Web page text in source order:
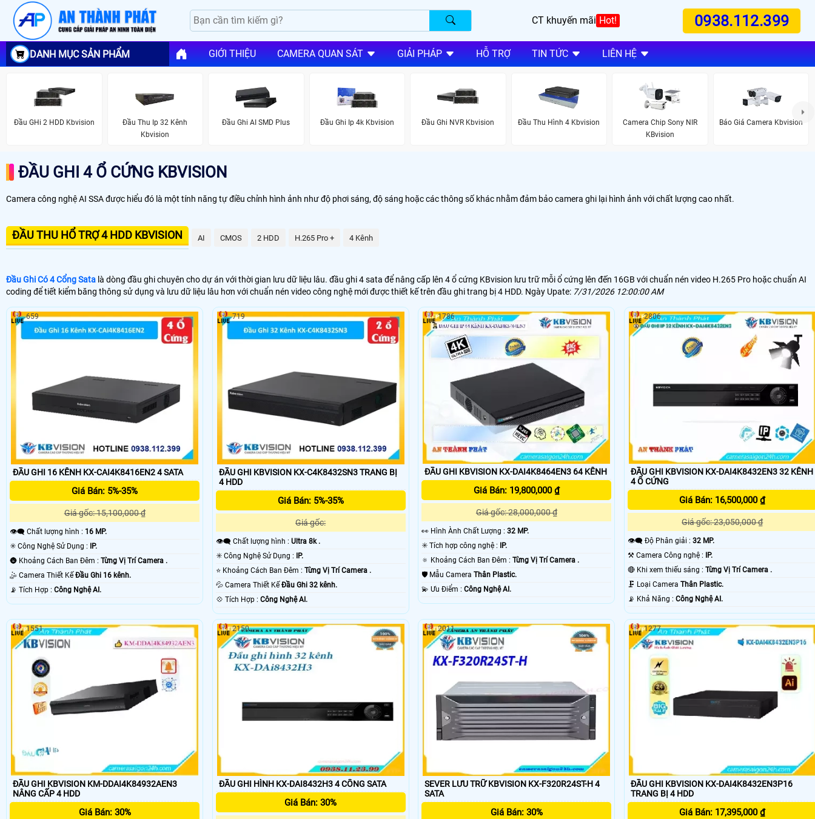
CT khuyến mãi Hot! 0938.112.399
DANH MỤC SẢN PHẨM GIỚI THIỆU CAMERA QUAN SÁT GIẢI PHÁP HỖ TRỢ TIN TỨC LIÊN HỆ
Đầu GHi 2 HDD Kbvision
Đầu Thu Ip 32 Kênh
Kbvision
Đầu Ghi AI SMD Plus Đầu Ghi Ip 4k Kbvision Đầu Ghi NVR Kbvision Đầu Thu Hình 4 Kbvision
Camera Chip Sony NIR
KBvision
Báo Giá Camera Kbvision
ĐẦU GHI 4 Ổ CỨNG KBVISION
Camera công nghệ AI SSA được hiểu đó là một tính năng tự điều chỉnh hình ảnh như độ phơi sáng, độ sáng hoặc các thông số khác nhằm đảm bảo camera ghi lại hình ảnh với chất lượng cao nhất.
ĐẦU THU HỔ TRỢ 4 HDD KBVISION AI CMOS 2 HDD H.265 Pro + 4 Kênh
Đầu Ghi Có 4 Cổng Sata là dòng đầu ghi chuyên cho dự án với thời gian lưu dữ liệu lâu. đầu ghi 4 sata để nâng cấp lên 4 ổ cứng KBvision lưu trữ mỗi ổ cứng lên đến 16GB với chuẩn nén video H.265 Pro hoặc chuẩn AI
coding để tiết kiểm băng thông sử dụng và lưu dữ liệu lâu hơn với chuẩn nén video công nghệ mới được thiết kế trên đầu ghi trang bị 4 HDD. Ngày Upate: 7/31/2026 12:00:00 AM
ĐẦU GHI 16 KÊNH KX-CAI4K8416EN2 4 SATA
Giá Bán: 5%-35%
Giá gốc: 15,100,000 ₫
👁️‍🗨 Chất lượng hình : 16 MP.
✳️ Công Nghệ Sử Dụng :
IP.
🌚 Khoảng Cách Ban Đêm : Từng Vị Trí Camera .
🤹 Camera Thiết Kế Đầu Ghi 16 kênh.
️📡 Tích Hợp : Công Nghệ AI.
659
ĐẦU GHI KBVISION KX-C4K8432SN3 TRANG BỊ
4 HDD
Giá Bán: 5%-35%
Giá gốc:
👁️‍🗨 Chất lượng hình : Ultra 8k .
✳️ Công Nghệ Sử Dụng :
IP.
⭐ Khoảng Cách Ban Đêm : Từng Vị Trí Camera .
💦 Camera Thiết Kế Đầu Ghi 32 kênh.
️💠 Tích Hợp : Công Nghệ AI.
719
ĐẦU GHI KBVISION KX-DAI4K8464EN3 64 KÊNH
Giá Bán: 19,800,000 ₫
Giá gốc: 28,000,000 ₫
️👀 Hình Ành Chất Lượng :32 MP.
✳️ Tích hợp công nghệ : IP.
🔅 Khoảng Cách Ban Đêm :Từng Vị Trí Camera .
🛡 Mẫu CameraThân Plastic.
️💫 Ưu Điểm :Công Nghệ AI.
1786
ĐẦU GHI KBVISION KX-DAI4K8432EN3 32 KÊNH
4 Ổ CỨNG
Giá Bán: 16,500,000 ₫
Giá gốc: 23,050,000 ₫
👁️‍🗨 Độ Phân giải : 32 MP.
⚒ Camera Công nghệ : IP.
🔴 Khi xem thiếu sáng : Từng Vị Trí Camera .
🗜️ Loại Camera Thân Plastic.
️📡 Khả Năng : Công Nghệ AI.
2806
ĐẦU GHI KBVISION KM-DDAI4K84932AEN3
NÂNG CẤP 4 HDD
Giá Bán: 30%
1551
ĐẦU GHI HÌNH KX-DAI8432H3 4 CỔNG SATA
Giá Bán: 30%
2150
SEVER LƯU TRỮ KBVISION KX-F320R24ST-H 4
SATA
Giá Bán: 30%
2011
ĐẦU GHI KBVISION KX-DAI4K8432EN3P16
TRANG BỊ 4 HDD
Giá Bán: 17,395,000 ₫
1277